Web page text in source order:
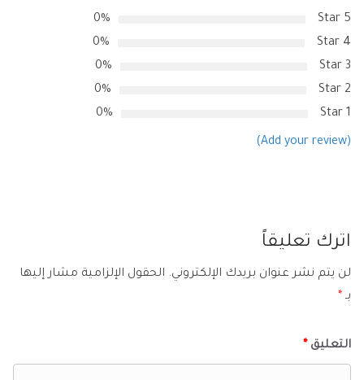
5 Star
0%
4 Star
0%
3 Star
0%
2 Star
0%
1 Star
0%
(Add your review)
اترك تعليقاً
لن يتم نشر عنوان بريدك الإلكتروني. الحقول الإلزامية مشار إليها
بـ *
التعليق*